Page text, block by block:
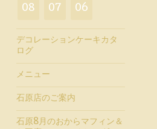
08 07 06
デコレーションケーキカタ
ログ
メニュー
石原店のご案内
石原8月のおからマフィン＆